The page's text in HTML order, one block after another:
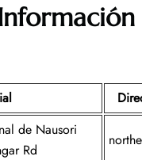
de Nausori
Rd